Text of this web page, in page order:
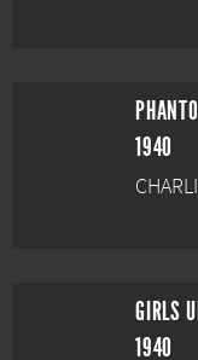
1940
GIRLS
1940